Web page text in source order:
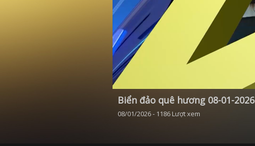
Biển đảo quê hương 08-01-2026
08/01/2026 - 1186 Lượt xem